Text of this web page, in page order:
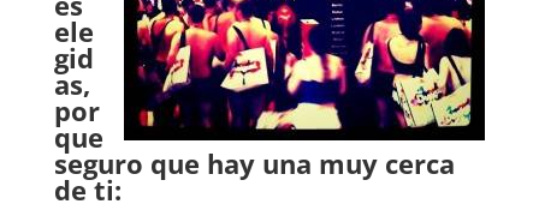
ele
gid
as,
por
que
seguro que hay una muy cerca
de ti: